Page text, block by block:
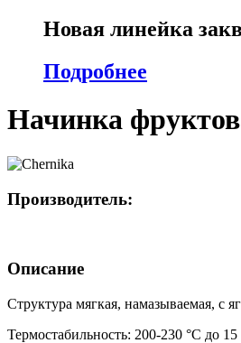
Новая линейка
Подробнее
Начинка
Производитель:
Описание
Структура мягкая, намазываемая, с
Термостабильность: 200-230 °С до